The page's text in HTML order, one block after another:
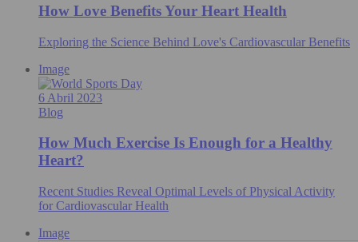
How Love Benefits Your Heart Health
Exploring the Science Behind Love's Cardiovascular Benefits
Image
6 Abril 2023
Blog
How Much Exercise Is Enough for a Healthy
Heart?
Recent Studies Reveal Optimal Levels of Physical Activity
for Cardiovascular Health
Image